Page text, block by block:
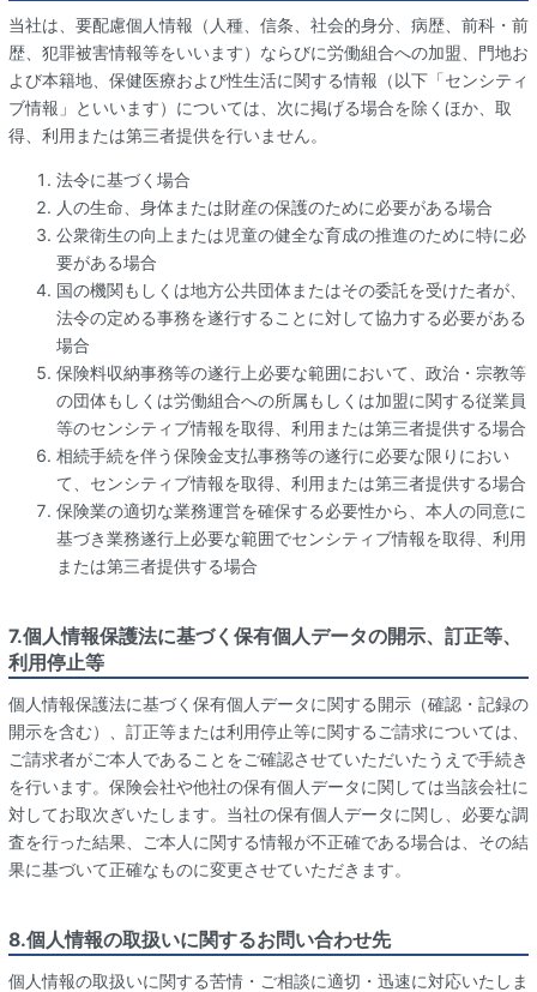
当社は、要配慮個人情報（人種、信条、社会的身分、病歴、前科・前
歴、犯罪被害情報等をいいます）ならびに労働組合への加盟、門地お
よび本籍地、保健医療および性生活に関する情報（以下「センシティ
ブ情報」といいます）については、次に掲げる場合を除くほか、取
得、利用または第三者提供を行いません。
法令に基づく場合
人の生命、身体または財産の保護のために必要がある場合
公衆衛生の向上または児童の健全な育成の推進のために特に必
要がある場合
国の機関もしくは地方公共団体またはその委託を受けた者が、
法令の定める事務を遂行することに対して協力する必要がある
場合
保険料収納事務等の遂行上必要な範囲において、政治・宗教等
の団体もしくは労働組合への所属もしくは加盟に関する従業員
等のセンシティブ情報を取得、利用または第三者提供する場合
相続手続を伴う保険金支払事務等の遂行に必要な限りにおい
て、センシティブ情報を取得、利用または第三者提供する場合
保険業の適切な業務運営を確保する必要性から、本人の同意に
基づき業務遂行上必要な範囲でセンシティブ情報を取得、利用
または第三者提供する場合
7.個人情報保護法に基づく保有個人データの開示、訂正等、
利用停止等
個人情報保護法に基づく保有個人データに関する開示（確認・記録の
開示を含む）、訂正等または利用停止等に関するご請求については、
ご請求者がご本人であることをご確認させていただいたうえで手続き
を行います。保険会社や他社の保有個人データに関しては当該会社に
対してお取次ぎいたします。当社の保有個人データに関し、必要な調
査を行った結果、ご本人に関する情報が不正確である場合は、その結
果に基づいて正確なものに変更させていただきます。
8.個人情報の取扱いに関するお問い合わせ先
個人情報の取扱いに関する苦情・ご相談に適切・迅速に対応いたしま